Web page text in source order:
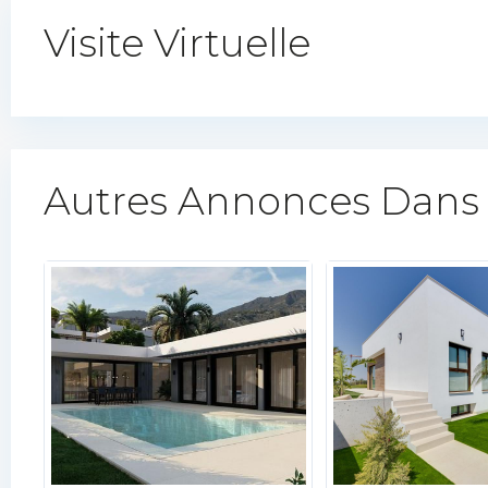
Visite Virtuelle
Autres Annonces